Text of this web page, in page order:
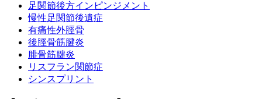
足関節後方インピンジメント
慢性足関節後遺症
有痛性外脛骨
後脛骨筋腱炎
腓骨筋腱炎
リスフラン関節症
シンスプリント